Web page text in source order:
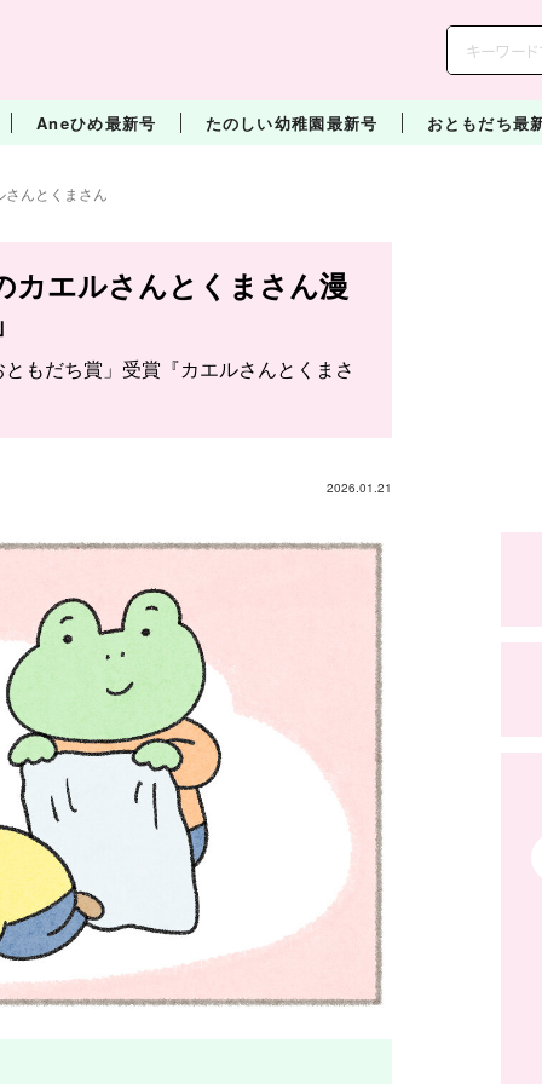
Aneひめ最新号 たのしい幼稚園最新号 おともだち最
さんとくまさん
カエルさんとくまさん漫
だち賞」受賞『カエルさんとくまさ
2026.01.21